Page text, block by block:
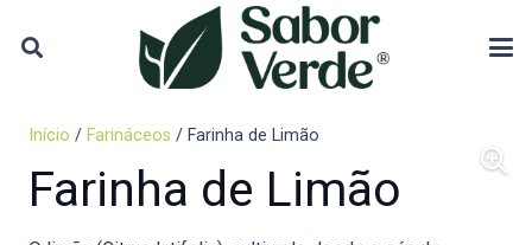
Início / Farináceos / Farinha de Limão
Farinha de Limão